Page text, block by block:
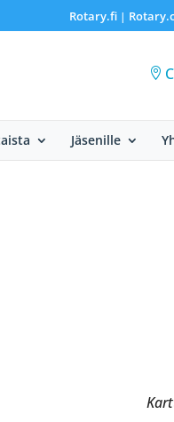
Rotary.fi|
Jäsenille